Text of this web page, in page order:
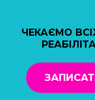
ЧЕКАЄМО